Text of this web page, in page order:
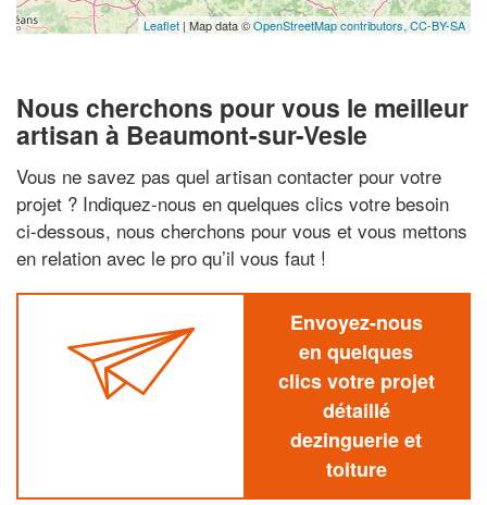
Leaflet | Map data ©OpenStreetMap contributors,CC-BY-SA
Nous cherchons pour vous le meilleur
artisan à Beaumont-sur-Vesle
Vous ne savez pas quel artisan contacter pour votre
projet ? Indiquez-nous en quelques clics votre besoin
ci-dessous, nous cherchons pour vous et vous mettons
en relation avec le pro qu’il vous faut !
Envoyez-nous
en quelques
clics votre projet
détaillé
dezinguerie et
toiture